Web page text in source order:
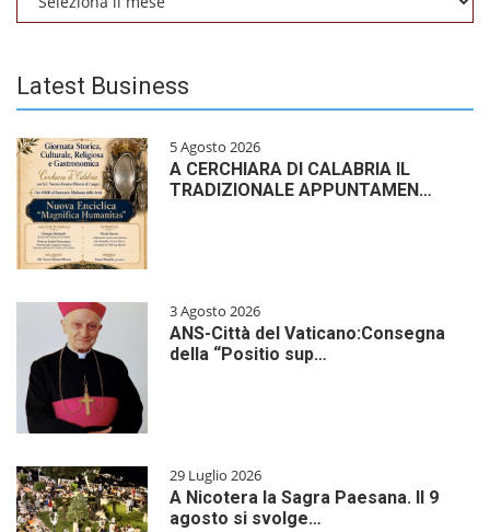
Latest Business
5 Agosto 2026
A CERCHIARA DI CALABRIA IL
TRADIZIONALE APPUNTAMEN…
3 Agosto 2026
ANS-Città del Vaticano:Consegna
della “Positio sup…
29 Luglio 2026
A Nicotera la Sagra Paesana. Il 9
agosto si svolge…